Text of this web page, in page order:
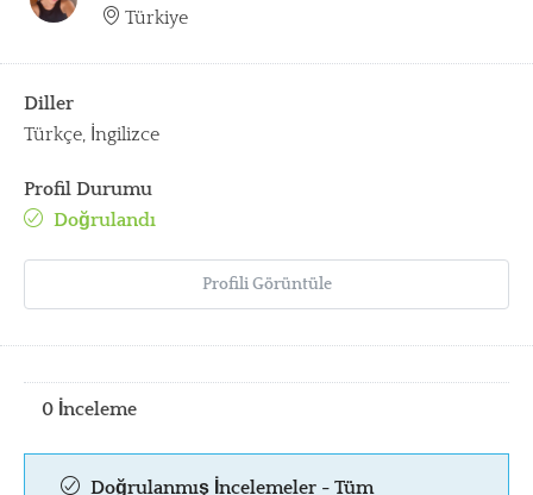
Türkiye
Diller
Türkçe, İngilizce
Profil Durumu
Doğrulandı
Profili Görüntüle
0 İnceleme
Doğrulanmış İncelemeler - Tüm